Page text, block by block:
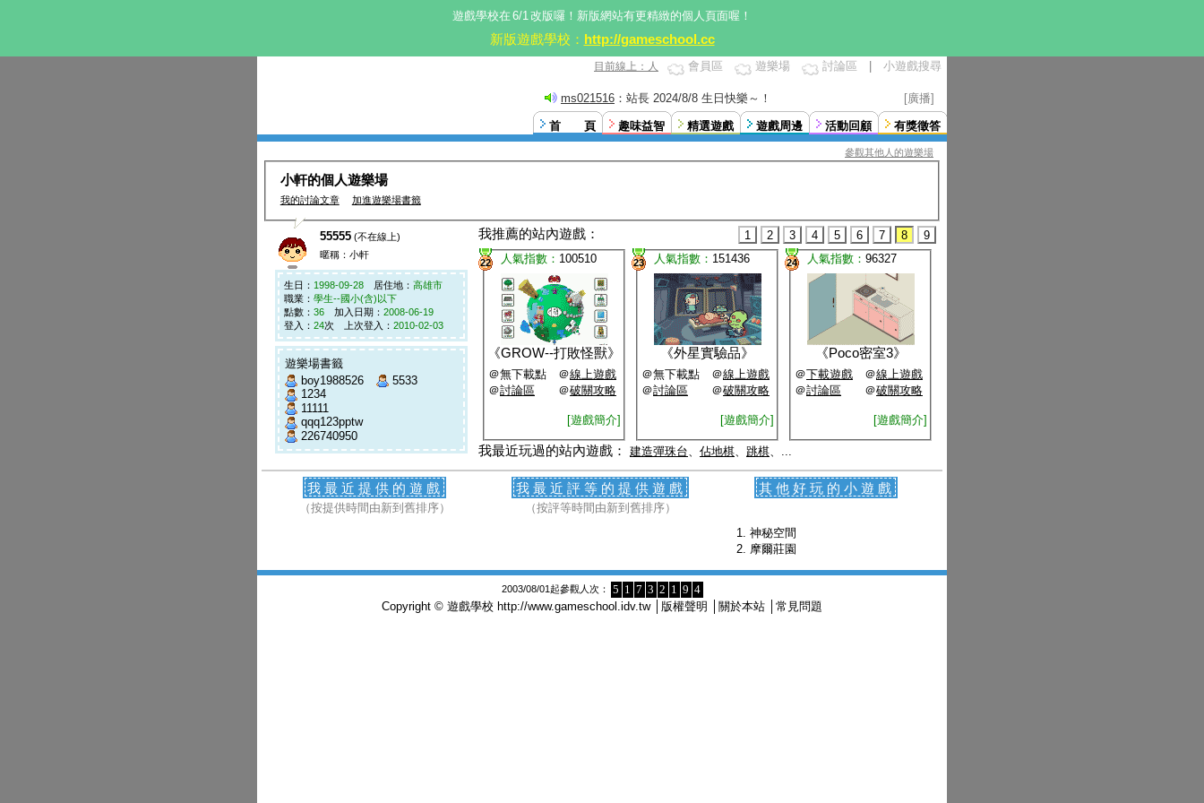
遊戲學校在 6/1改版囉！新版網站有更精緻的個人頁面喔！
新版遊戲學校： http://gameschool.cc
目前線上：人 會員區 遊樂場 討論區 小遊戲搜尋
ms021516 ：站長 2024/8/8 生日快樂～！ [廣播]
首 頁 趣味益智 精選遊戲 遊戲周邊 活動回顧 有獎徵答
參觀其他人的遊樂場
小軒的個人遊樂場
我的討論文章 加進遊樂場書籤
55555 (不在線上)
暱稱：小軒
生日： 1998-09-28 居住地： 高雄市
職業： 學生--國小(含)以下
點數： 36 加入日期： 2008-06-19
登入： 24次 上次登入： 2010-02-03
遊樂場書籤
boy1988526
1234
11111
qqq123pptw
226740950
5533
我推薦的站內遊戲： 1 2 3 4 5 6 7 8 9
22 人氣指數： 100510
《GROW--打敗怪獸》
＠無下載點 ＠線上遊戲
＠討論區 ＠破關攻略
[遊戲簡介]
23 人氣指數： 151436
《外星實驗品》
＠無下載點 ＠線上遊戲
＠討論區 ＠破關攻略
[遊戲簡介]
24 人氣指數： 96327
《Poco密室3》
＠下載遊戲 ＠線上遊戲
＠討論區 ＠破關攻略
[遊戲簡介]
我最近玩過的站內遊戲： 建造彈珠台 佔地棋 跳棋
我最近提供的遊戲
（按提供時間由新到舊排序）
我最近評等的提供遊戲
（按評等時間由新到舊排序）
其他好玩的小遊戲
神秘空間
摩爾莊園
2003/08/01起參觀人次： 5 1 7 3 2 1 9 4
Copyright © 遊戲學校 http://www.gameschool.idv.tw│ 版權聲明 關於本站 常見問題